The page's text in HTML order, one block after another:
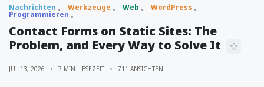
Nachrichten Werkzeuge Web WordPress
Programmieren
Contact Forms on Static Sites: The
Problem, and Every Way to Solve It
JUL 13, 2026 7 MIN. LESEZEIT 711 ANSICHTEN